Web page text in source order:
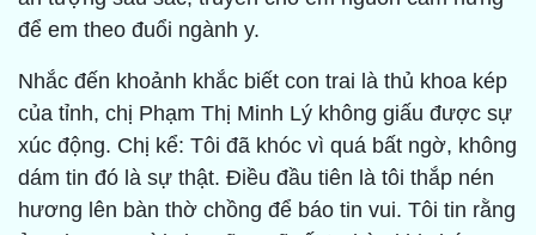
để em theo đuổi ngành y.
Nhắc đến khoảnh khắc biết con trai là thủ khoa kép
của tỉnh, chị Phạm Thị Minh Lý không giấu được sự
xúc động. Chị kể: Tôi đã khóc vì quá bất ngờ, không
dám tin đó là sự thật. Điều đầu tiên là tôi thắp nén
hương lên bàn thờ chồng để báo tin vui. Tôi tin rằng